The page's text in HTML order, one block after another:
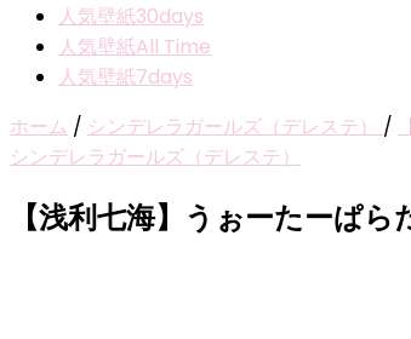
人気壁紙30days
人気壁紙All Time
人気壁紙7days
ホーム / シンデレラガールズ（デレステ） /
シンデレラガールズ（デレステ）
【浅利七海】うぉーたーぱら